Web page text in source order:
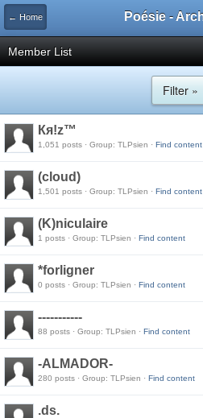
← Home
Member List
Filter »
Кя!z™
1,051 posts · Group: TLPsien · Find content
(cloud)
1,501 posts · Group: TLPsien · Find content
(K)niculaire
1 posts · Group: TLPsien · Find content
*forligner
0 posts · Group: TLPsien · Find content
-----------
88 posts · Group: TLPsien · Find content
-ALMADOR-
280 posts · Group: TLPsien · Find content
.ds.